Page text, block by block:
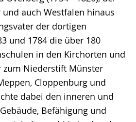
auch Westfalen hinaus
der dortigen
und 1784 die über 180
in den Kirchorten und
zum Niederstift Münster
Cloppenburg und
dabei den inneren und
Befähigung und